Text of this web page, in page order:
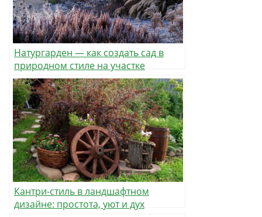
Натургарден — как создать сад в
природном стиле на участке
Кантри-стиль в ландшафтном
дизайне: простота, уют и дух